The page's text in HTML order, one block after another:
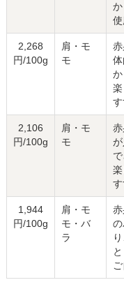
使
2,268
円/100g
肩・モ
モ
す
2,106
円/100g
肩・モ
モ
す
1,944
円/100g
肩・モ
モ・バ
ラ